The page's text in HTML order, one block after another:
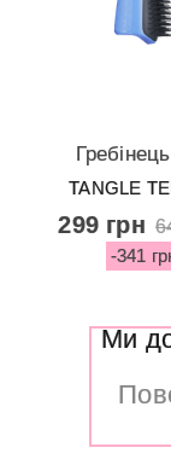
шерсті
TANGLE
299 грн
-341
Ми